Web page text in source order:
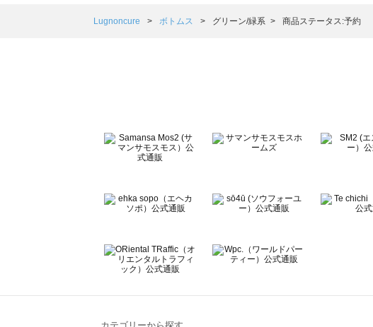
Samansa Mos2 Lagom（サマンサモスモス ラーゴム）のボトムス一覧
BETTY'S BLUE（べティーズブルー）のボトムス一覧
Wpc.（ワールドパーティー）のボトムス一覧
Lugnoncure ボトムス グリーン/緑系 商品ステータス:予約